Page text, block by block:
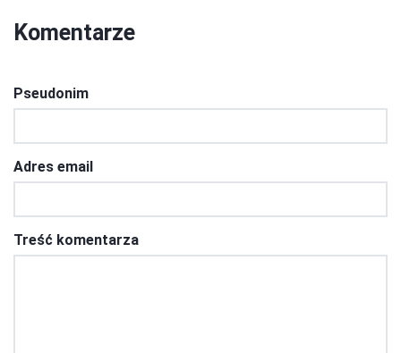
Komentarze
Pseudonim
Adres email
Treść komentarza